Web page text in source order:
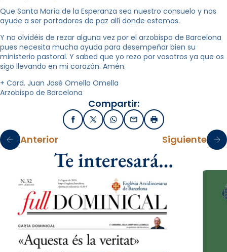
Que Santa María de la Esperanza sea nuestro consuelo y nos
ayude a ser portadores de paz allí donde estemos.
Y no olvidéis de rezar alguna vez por el arzobispo de Barcelona
pues necesita mucha ayuda para desempeñar bien su
ministerio pastoral. Y sabed que yo rezo por vosotros ya que os
sigo llevando en mi corazón. Amén.
+ Card. Juan José Omella Omella
Arzobispo de Barcelona
Compartir:
FacebookX / TwitterWhatsApp
EmailImprimir
Anterior Siguiente
Te interesará…